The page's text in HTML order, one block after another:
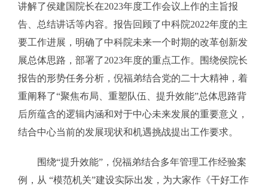
讲解了侯建国院长在2023年度工作会议上作的主旨报
告、总结讲话等内容。报告回顾了中科院2022年度的主
要工作进展，明确了中科院未来一个时期的改革创新发
展总体思路，部署了2023年度的重点工作。围绕侯院长
报告的形势任务分析，倪福弟结合党的二十大精神，着
重阐释了“聚焦布局、重塑队伍、提升效能”总体思路背
后所蕴含的逻辑内涵和对于中心未来发展的重要意义，
结合中心当前的发展现状和机遇挑战提出工作要求。
围绕“提升效能”，倪福弟结合多年管理工作经验案
例，从 “模范机关”建设实际出发，为大家作《干好工作